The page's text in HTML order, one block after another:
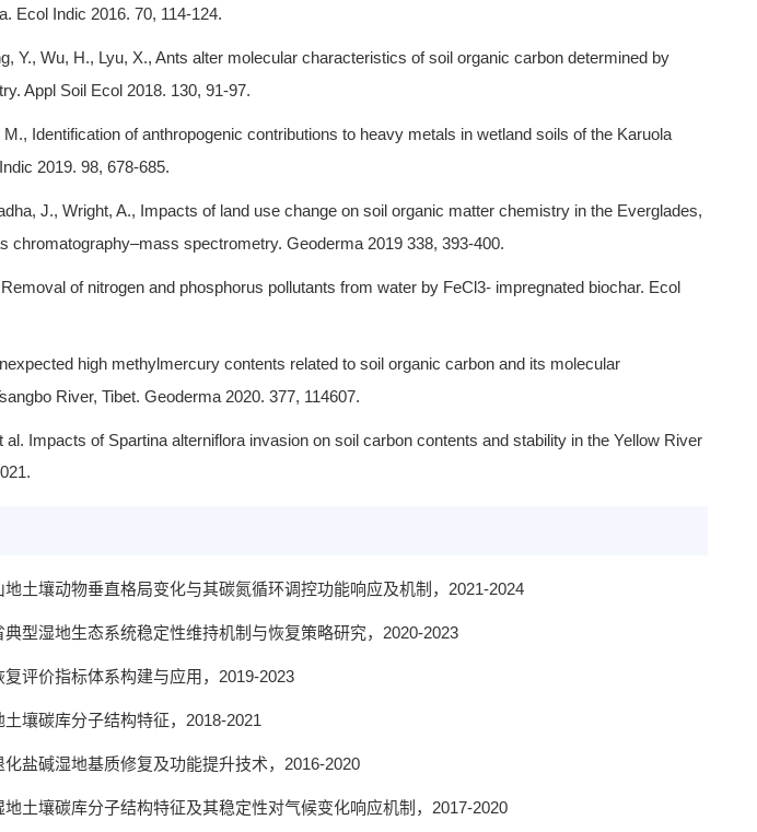
Ecol Indic 2016. 70, 114-124.
Y., Wu, H., Lyu, X., Ants alter molecular characteristics of soil organic carbon determined by
Appl Soil Ecol 2018. 130, 91-97.
Identification of anthropogenic contributions to heavy metals in wetland soils of the Karuola
2019. 98, 678-685.
J., Wright, A., Impacts of land use change on soil organic matter chemistry in the Everglades,
chromatography–mass spectrometry. Geoderma 2019 338, 393-400.
of nitrogen and phosphorus pollutants from water by FeCl3- impregnated biochar. Ecol
high methylmercury contents related to soil organic carbon and its molecular
River, Tibet. Geoderma 2020. 377, 114607.
Impacts of Spartina alterniflora invasion on soil carbon contents and stability in the Yellow River
地土壤动物垂直格局变化与其碳氮循环调控功能响应及机制 ， 2021-2024
典型湿地生态系统稳定性维持机制与恢复策略研究， 2020-2023
复评价指标体系构建与应用， 2019-2023
土壤碳库分子结构特征， 2018-2021
盐碱湿地基质修复及功能提升技术， 2016-2020
地土壤碳库分子结构特征及其稳定性对气候变化响应机制 ， 2017-2020